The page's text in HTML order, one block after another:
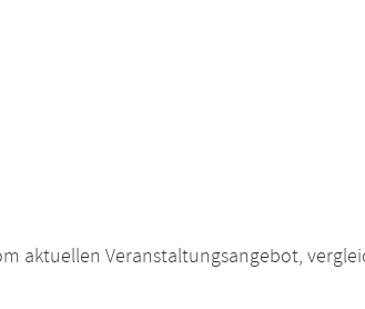
aktuellen Veranstaltungsangebot,